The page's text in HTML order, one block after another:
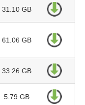
31.10 GB
61.06 GB
33.26 GB
5.79 GB